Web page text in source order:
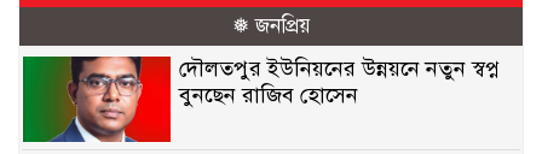
❅ জনপ্রিয়
দৌলতপুর ইউনিয়নের উন্নয়নে নতুন স্বপ্ন
বুনছেন রাজিব হোসেন